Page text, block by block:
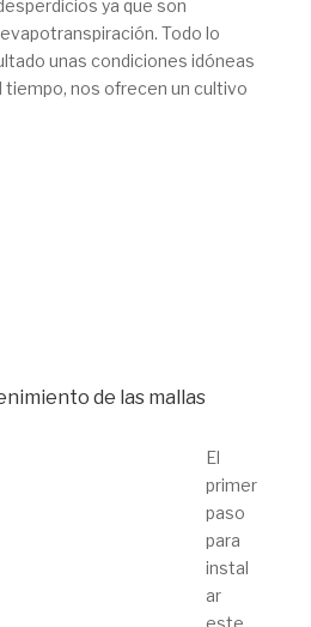
ya que son
Todo lo
unas condiciones idóneas
tiempo, nos ofrecen un cultivo
de las mallas
El
primer
paso
para
instal
ar
este